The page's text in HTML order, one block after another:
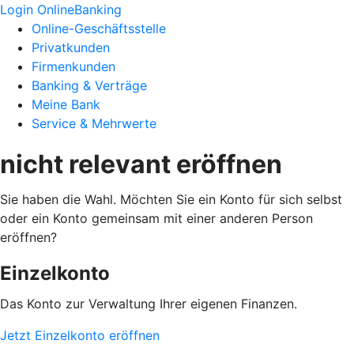
Login OnlineBanking
Online-Geschäftsstelle
Privatkunden
Firmenkunden
Banking & Verträge
Meine Bank
Service & Mehrwerte
nicht relevant eröffnen
Sie haben die Wahl. Möchten Sie ein Konto für sich selbst
oder ein Konto gemeinsam mit einer anderen Person
eröffnen?
Einzelkonto
Das Konto zur Verwaltung Ihrer eigenen Finanzen.
Jetzt Einzelkonto eröffnen